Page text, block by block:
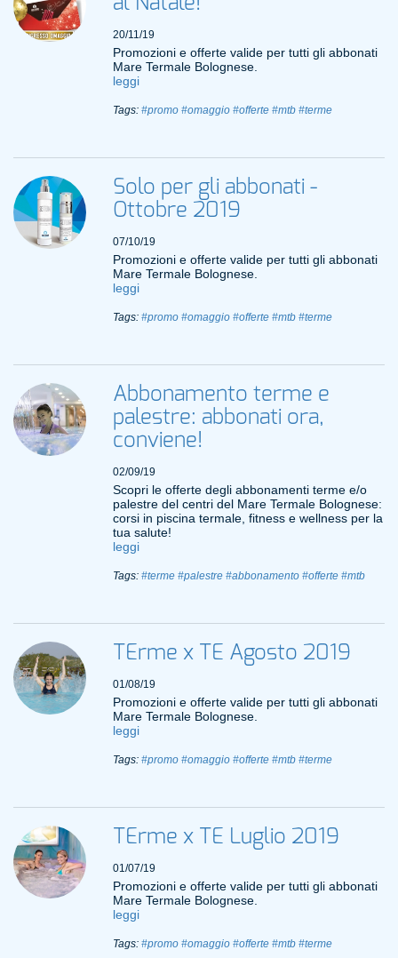
20/11/19
Promozioni e offerte valide per tutti gli abbonati
Mare Termale Bolognese.
leggi
Tags: #promo #omaggio #offerte #mtb #terme
Solo per gli abbonati -
Ottobre 2019
07/10/19
Promozioni e offerte valide per tutti gli abbonati
Mare Termale Bolognese.
leggi
Tags: #promo #omaggio #offerte #mtb #terme
Abbonamento terme e
palestre: abbonati ora,
conviene!
02/09/19
Scopri le offerte degli abbonamenti terme e/o
palestre del centri del Mare Termale Bolognese:
corsi in piscina termale, fitness e wellness per la
tua salute!
leggi
Tags: #terme #palestre #abbonamento #offerte #mtb
TErme x TE Agosto 2019
01/08/19
Promozioni e offerte valide per tutti gli abbonati
Mare Termale Bolognese.
leggi
Tags: #promo #omaggio #offerte #mtb #terme
TErme x TE Luglio 2019
01/07/19
Promozioni e offerte valide per tutti gli abbonati
Mare Termale Bolognese.
leggi
Tags: #promo #omaggio #offerte #mtb #terme